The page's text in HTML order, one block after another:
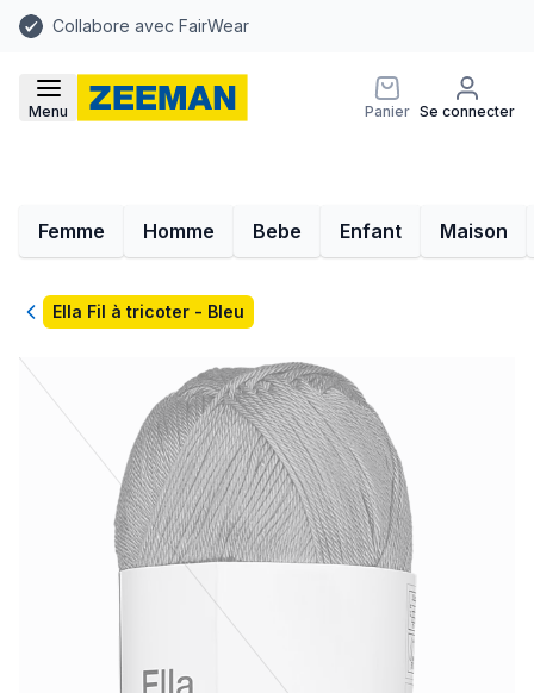
Collabore avec FairWear
Menu Panier Se connecter
Femme Homme Bebe Enfant Maison
RetourElla Fil à tricoter - Bleu